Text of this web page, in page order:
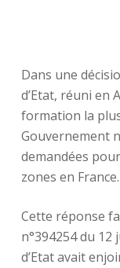
Dans une
d’Etat, réuni en
formation la
Gouvernement
demandées
zones en France.
Cette réponse
n°394254 du 12
d’Etat avait